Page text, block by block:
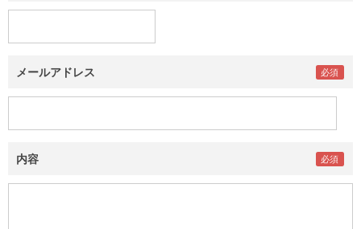
メールアドレス
内容